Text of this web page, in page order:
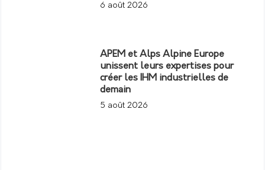
6 août 2026
APEM et Alps Alpine Europe
unissent leurs expertises pour
créer les IHM industrielles de
demain
5 août 2026